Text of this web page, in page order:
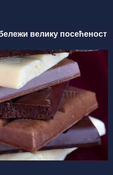
велику посећеност